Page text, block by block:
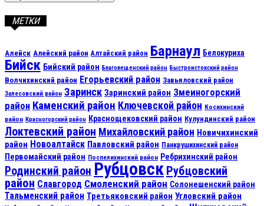
МЕТКИ
Алейск Алейский район Алтайский район Барнаул Белокуриха
Бийск Бийский район Благовещенский район Быстроистокский район
Волчихинский район Егорьевский район Завьяловский район
Залесовский район Заринск Заринский район Змеиногорский
район Каменский район Ключевской район Косихинский
район Красногорский район Краснощековский район Кулундинский район
Локтевский район Михайловский район Новичихинский
район Новоалтайск Павловский район Панкрушихинский район
Первомайский район Поспелихинский район Ребрихинский район
Родинский район Рубцовск Рубцовский
район Славгород Смоленский район Солонешенский район
Тальменский район Третьяковский район Угловский район